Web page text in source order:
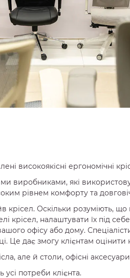
високоякісні ергономічні
виробниками, які
рівнем комфорту та
крісел. Оскільки розуміють,
крісел, налаштувати їх під
офісу або дому.
Це дає змогу клієнтам
але й столи, офісні
потреби клієнта.